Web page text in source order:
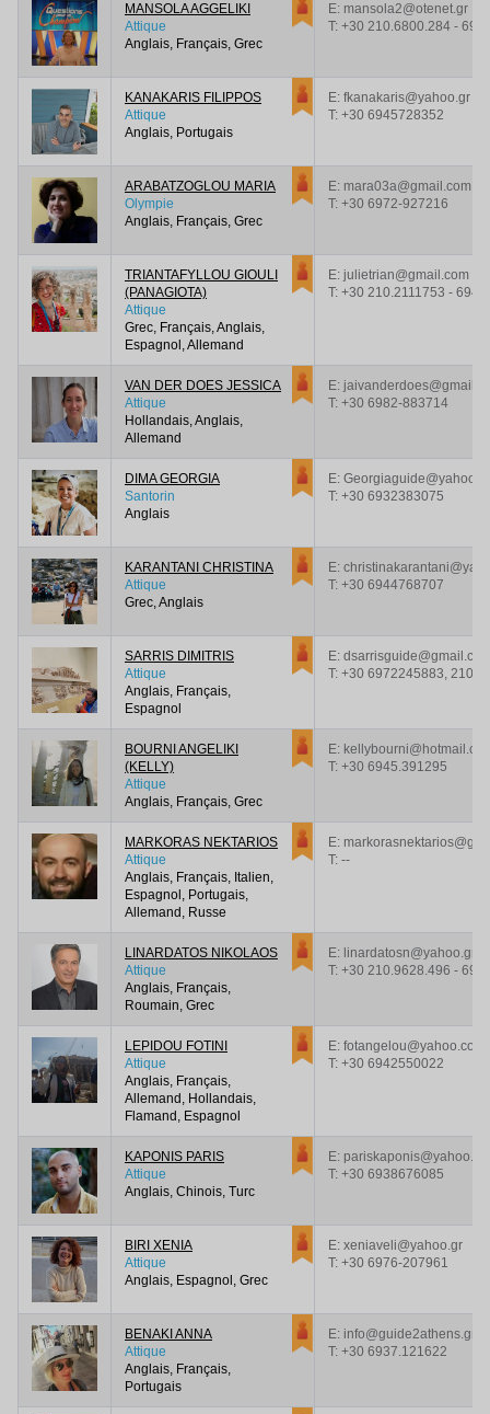
MANSOLA AGGELIKI
Attique
Anglais, Français, Grec
E: mansola2@otenet.gr
T: +30 210.6800.284 -
KANAKARIS FILIPPOS
Attique
Anglais, Portugais
E: fkanakaris@yahoo.gr
T: +30 6945728352
ARABATZOGLOU MARIA
Olympie
Anglais, Français, Grec
E: mara03a@gmail.com
T: +30 6972-927216
TRIANTAFYLLOU GIOULI
(PANAGIOTA)
Attique
Grec, Français, Anglais,
Espagnol, Allemand
E: julietrian@gmail.com
T: +30 210.2111753 -
VAN DER DOES JESSICA
Attique
Hollandais, Anglais,
Allemand
E:
T: +30 6982-883714
DIMA GEORGIA
Santorin
Anglais
E:
T: +30 6932383075
KARANTANI CHRISTINA
Attique
Grec, Anglais
E:
T: +30 6944768707
SARRIS DIMITRIS
Attique
Anglais, Français,
Espagnol
E:
T: +30 6972245883, 210
BOURNI ANGELIKI
(KELLY)
Attique
Anglais, Français, Grec
E:
T: +30 6945.391295
MARKORAS NEKTARIOS
Attique
Anglais, Français, Italien,
Espagnol, Portugais,
Allemand, Russe
E:
T: --
LINARDATOS NIKOLAOS
Attique
Anglais, Français,
Roumain, Grec
E: linardatosn@yahoo.gr
T: +30 210.9628.496 -
LEPIDOU FOTINI
Attique
Anglais, Français,
Allemand, Hollandais,
Flamand, Espagnol
E: fotangelou@yahoo.com
T: +30 6942550022
KAPONIS PARIS
Attique
Anglais, Chinois, Turc
E: pariskaponis@yahoo.gr
T: +30 6938676085
BIRI XENIΑ
Attique
Anglais, Espagnol, Grec
E: xeniaveli@yahoo.gr
T: +30 6976-207961
BENAKI ANNA
Attique
Anglais, Français,
Portugais
E: info@guide2athens.gr
T: +30 6937.121622